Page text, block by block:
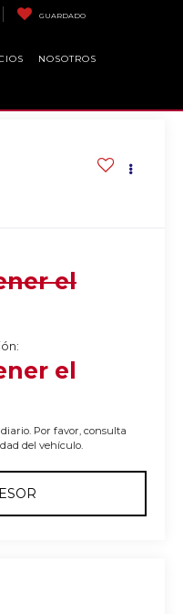
GUARDADO
NOSOTROS
el
el
Por favor, consulta
del vehículo.